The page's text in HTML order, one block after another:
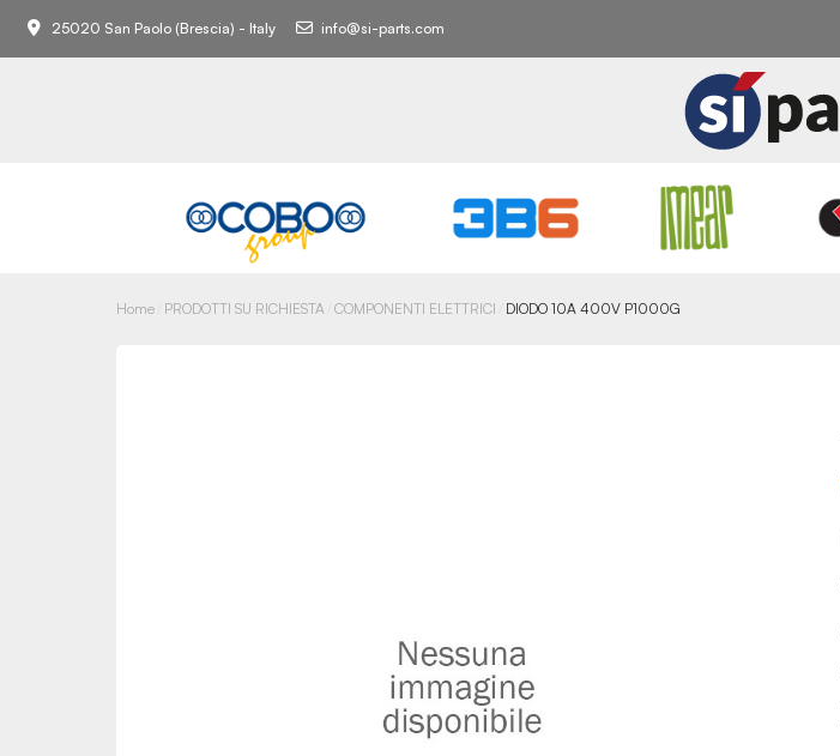
25020 San Paolo (Brescia) - Italy info@si-parts.com
Home PRODOTTI SU RICHIESTA COMPONENTI ELETTRICI DIODO 10A 400V P1000G